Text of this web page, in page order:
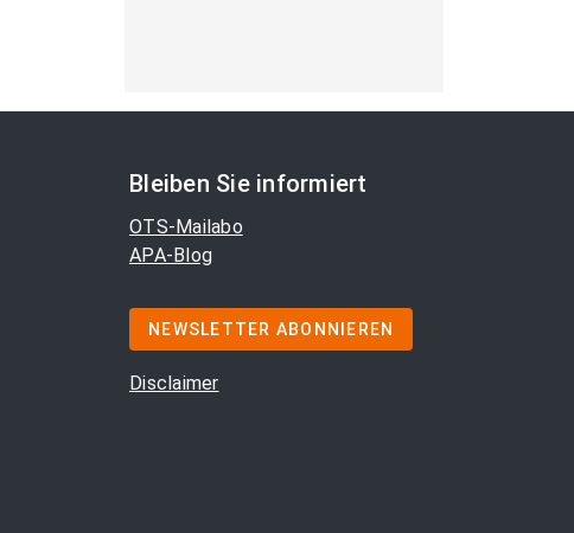
Bleiben Sie informiert
OTS-Mailabo
APA-Blog
NEWSLETTER ABONNIEREN
Disclaimer